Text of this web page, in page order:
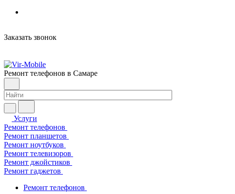
Заказать звонок
Ремонт телефонов в Самаре
Услуги
Ремонт телефонов
Ремонт планшетов
Ремонт ноутбуков
Ремонт телевизоров
Ремонт джойстиков
Ремонт гаджетов
Ремонт телефонов